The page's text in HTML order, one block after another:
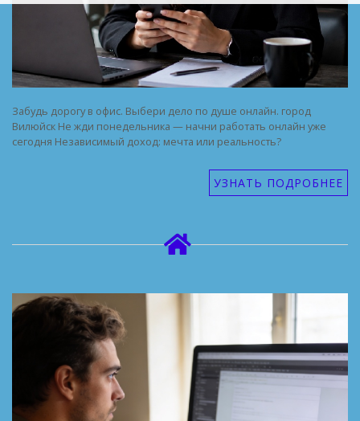
Забудь дорогу в офис. Выбери дело по душе онлайн. город
Вилюйск Не жди понедельника — начни работать онлайн уже
сегодня Независимый доход: мечта или реальность?
УЗНАТЬ ПОДРОБНЕЕ